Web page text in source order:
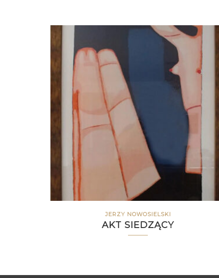
JERZY NOWOSIELSKI
AKT SIEDZĄCY